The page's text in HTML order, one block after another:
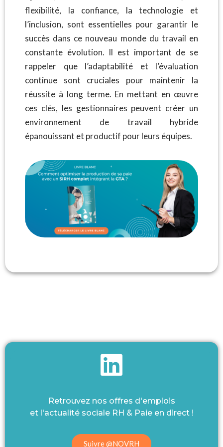
flexibilité, la confiance, la technologie et
l’inclusion, sont essentielles pour garantir le
succès dans ce nouveau monde du travail en
constante évolution. Il est important de se
rappeler que l’adaptabilité et l’évaluation
continue sont cruciales pour maintenir la
réussite à long terme. En mettant en œuvre
ces clés, les gestionnaires peuvent créer un
environnement de travail hybride
épanouissant et productif pour leurs équipes.
Retrouvez nos offres d'emplois
et l'actualité sociale RH & Paie en direct !
Suivre @NOVRH